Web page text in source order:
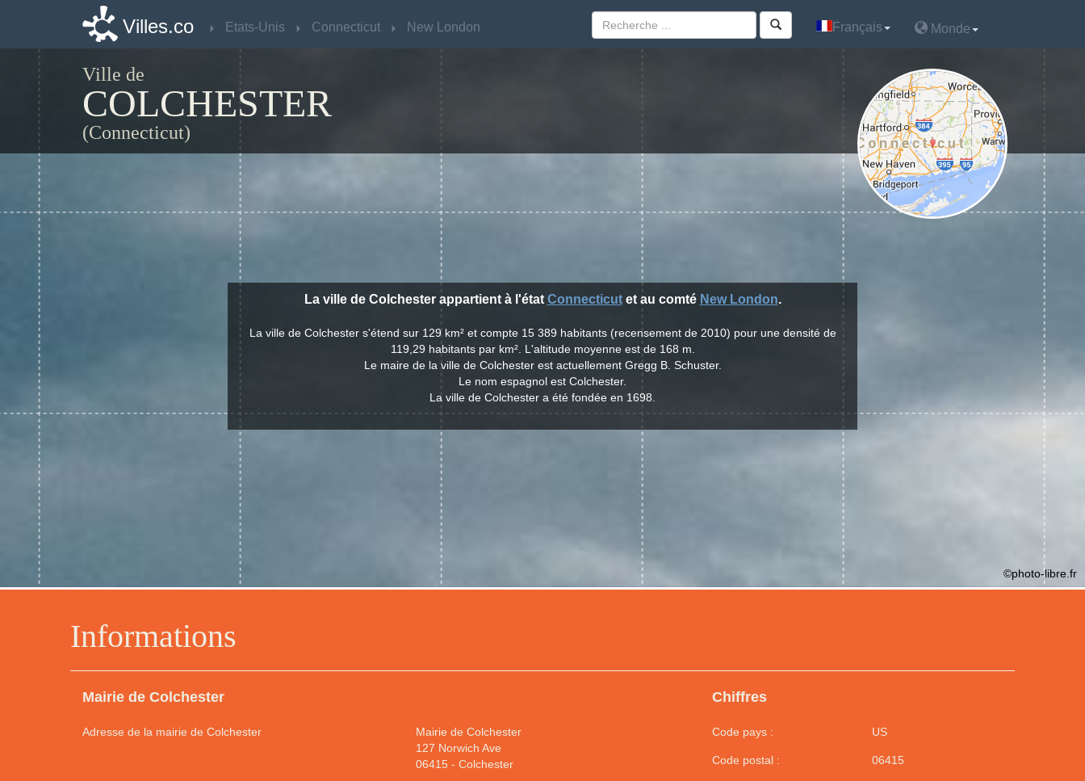
Villes.co Etats-Unis Connecticut New London Français Monde
Ville de
COLCHESTER
(Connecticut)
Informations
Mairie de Colchester
Adresse de la mairie de Colchester
Mairie de Colchester
127 Norwich Ave
06415 - Colchester
Chiffres
Code pays : US
Code postal : 06415
La ville de Colchester appartient à l'état Connecticutet au comté New London.
La ville de Colchester s'étend sur 129 km² et compte 15 389 habitants (recensement de 2010) pour une densité de
119,29 habitants par km². L'altitude moyenne est de 168 m.
Le maire de la ville de Colchester est actuellement Gregg B. Schuster.
Le nom espagnol est Colchester.
La ville de Colchester a été fondée en 1698.
©photo-libre.fr
Villes.co Etats-Unis Connecticut New London Français Monde